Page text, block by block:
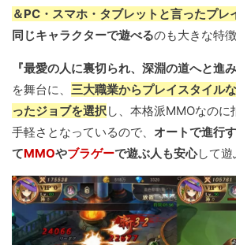
＆PC・スマホ・タブレットと言ったプレ
同じキャラクターで遊べるのも大きな特
『最愛の人に裏切られ、深淵の道へと進み
を舞台に、 三大職業からプレイスタイル
ったジョブを選択し、本格派MMOなのに
手軽さとなっているので、 オートで進行
てMMOやブラゲーで遊ぶ人も安心して遊